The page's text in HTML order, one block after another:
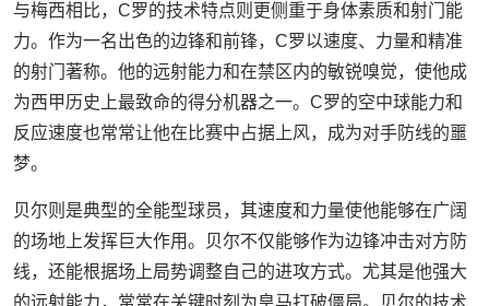
与梅西相比，C罗的技术特点则更侧重于身体素质和射门能
力。作为一名出色的边锋和前锋，C罗以速度、力量和精准
的射门著称。他的远射能力和在禁区内的敏锐嗅觉，使他成
为西甲历史上最致命的得分机器之一。C罗的空中球能力和
反应速度也常常让他在比赛中占据上风，成为对手防线的噩
梦。
贝尔则是典型的全能型球员，其速度和力量使他能够在广阔
的场地上发挥巨大作用。贝尔不仅能够作为边锋冲击对方防
线，还能根据场上局势调整自己的进攻方式。尤其是他强大
的远射能力，常常在关键时刻为皇马打破僵局。贝尔的技术